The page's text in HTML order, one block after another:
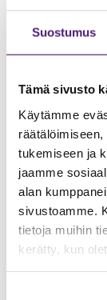
Suostumus
Tämä sivusto
Käytämme
tukemiseen ja
jaamme
alan
sivustoamme.
tietoja muihin
kerätty, kun
Muut